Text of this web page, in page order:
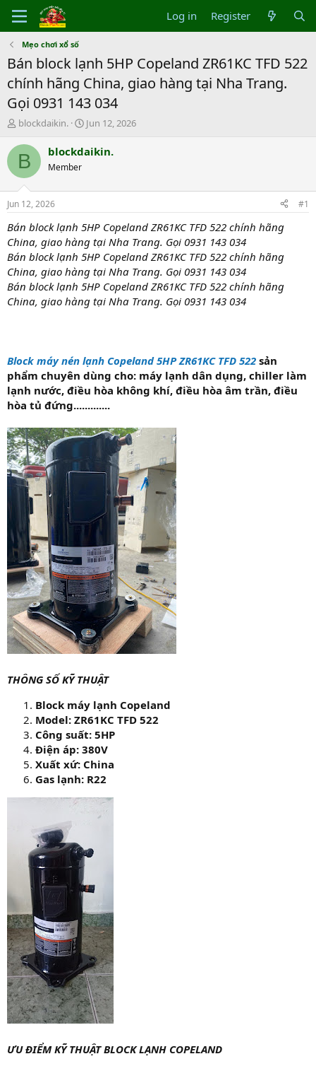
Log in Register
Mẹo chơi xổ số
Bán block lạnh 5HP Copeland ZR61KC TFD 522
chính hãng China, giao hàng tại Nha Trang.
Gọi 0931 143 034
T
r
e
d
t
a
t
e
r
blockdaikin.
S
a
t
e
Jun 12, 2026
B blockdaikin.
Member
Jun 12, 2026 #1
Bán block lạnh 5HP Copeland ZR61KC TFD 522 chính hãng
China, giao hàng tại Nha Trang. Gọi 0931 143 034
Bán block lạnh 5HP Copeland ZR61KC TFD 522 chính hãng
China, giao hàng tại Nha Trang. Gọi 0931 143 034
Bán block lạnh 5HP Copeland ZR61KC TFD 522 chính hãng
China, giao hàng tại Nha Trang. Gọi 0931 143 034
Block máy nén lạnh Copeland 5HP ZR61KC TFD 522 sản
phẩm chuyên dùng cho: máy lạnh dân dụng, chiller làm
lạnh nước, điều hòa không khí, điều hòa âm trần, điều
hòa tủ đứng.............
THÔNG SỐ KỸ THUẬT
Block máy lạnh Copeland
Model: ZR61KC TFD 522
Công suất: 5HP
Điện áp: 380V
Xuất xứ: China
Gas lạnh: R22
ƯU ĐIỂM KỸ THUẬT BLOCK LẠNH COPELAND